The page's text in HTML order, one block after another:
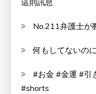
這則訊息
No.211弁護士が
何もしてないの
#お金 #金運 #引
#shorts